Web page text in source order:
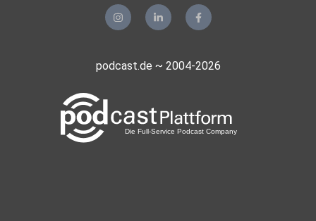
podcast.de ~ 2004-2026